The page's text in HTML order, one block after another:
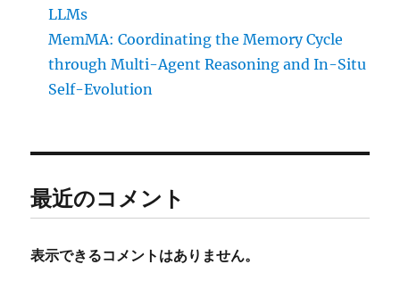
LLMs
MemMA: Coordinating the Memory Cycle
through Multi-Agent Reasoning and In-Situ
Self-Evolution
最近のコメント
表示できるコメントはありません。